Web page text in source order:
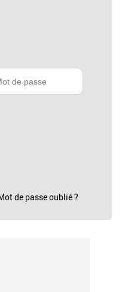
de passe oublié ?